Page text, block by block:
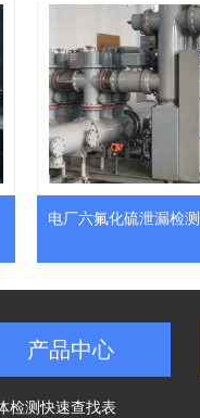
电厂六氟化硫泄漏检测
产品中心
检测快速查找表